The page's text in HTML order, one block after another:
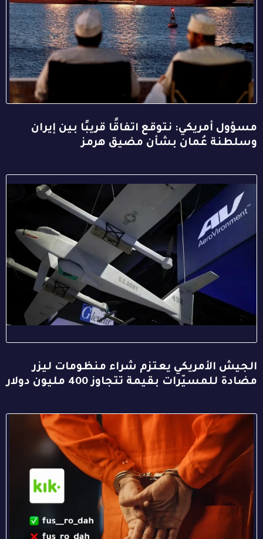
مسؤول أمريكي: نتوقع اتفاقًا قريبًا بين إيران
وسلطنة عُمان بشأن مضيق هرمز
الجيش الأمريكي يعتزم شراء منظومات ليزر
مضادة للمسيّرات بقيمة تتجاوز 400 مليون دولار